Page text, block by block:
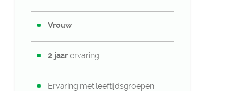
Vrouw
2 jaar ervaring
Ervaring met leeftijdsgroepen: